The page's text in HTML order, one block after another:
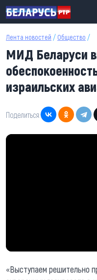
Перейти к основному
Лента новостей / Общество /
МИД Беларуси
израильских
Поделиться:
«Выступаем решительно